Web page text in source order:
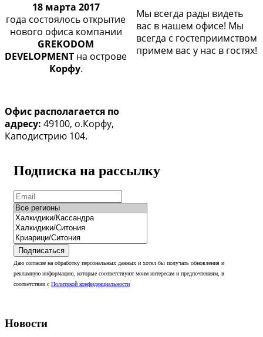
18 марта 2017
года состоялось открытие
нового офиса компании
GREKODOM
DEVELOPMENT на острове
Корфу.
Офис располагается по
адресу: 49100, о.Корфу,
Каподистрию 104.
Мы всегда рады видеть
вас в нашем офисе! Мы
всегда с гостеприимством
примем вас у нас в гостях!
Подписка на рассылку
Подписаться
Даю согласие на обработку персональных данных и хотел бы получать обновления и
рекламную информацию, которые соответствуют моим интересам и предпочтениям, в
соответствии с Политикой конфиденциальности
Новости